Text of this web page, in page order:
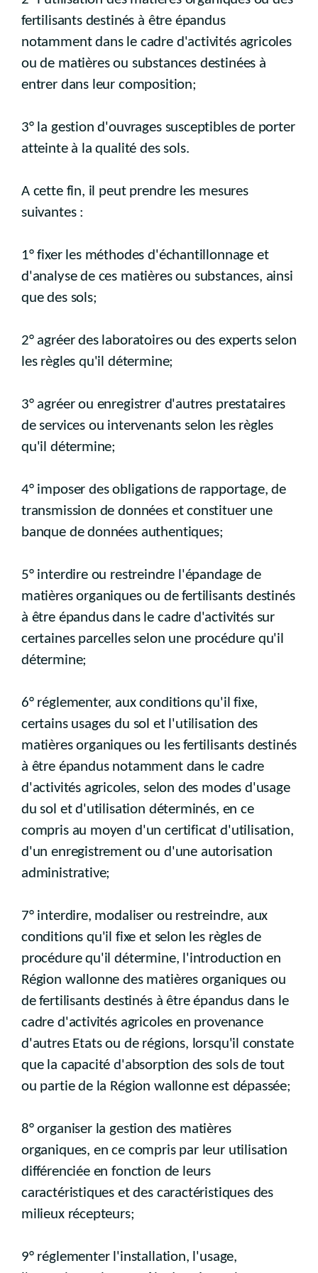
fertilisants destinés à être épandus
notamment dans le cadre d'activités agricoles
ou de matières ou substances destinées à
entrer dans leur composition;
3° la gestion d'ouvrages susceptibles de porter
atteinte à la qualité des sols.
A cette fin, il peut prendre les mesures
suivantes :
1° fixer les méthodes d'échantillonnage et
d'analyse de ces matières ou substances, ainsi
que des sols;
2° agréer des laboratoires ou des experts selon
les règles qu'il détermine;
3° agréer ou enregistrer d'autres prestataires
de services ou intervenants selon les règles
qu'il détermine;
4° imposer des obligations de rapportage, de
transmission de données et constituer une
banque de données authentiques;
5° interdire ou restreindre l'épandage de
matières organiques ou de fertilisants destinés
à être épandus dans le cadre d'activités sur
certaines parcelles selon une procédure qu'il
détermine;
6° réglementer, aux conditions qu'il fixe,
certains usages du sol et l'utilisation des
matières organiques ou les fertilisants destinés
à être épandus notamment dans le cadre
d'activités agricoles, selon des modes d'usage
du sol et d'utilisation déterminés, en ce
compris au moyen d'un certificat d'utilisation,
d'un enregistrement ou d'une autorisation
administrative;
7° interdire, modaliser ou restreindre, aux
conditions qu'il fixe et selon les règles de
procédure qu'il détermine, l'introduction en
Région wallonne des matières organiques ou
de fertilisants destinés à être épandus dans le
cadre d'activités agricoles en provenance
d'autres Etats ou de régions, lorsqu'il constate
que la capacité d'absorption des sols de tout
ou partie de la Région wallonne est dépassée;
8° organiser la gestion des matières
organiques, en ce compris par leur utilisation
différenciée en fonction de leurs
caractéristiques et des caractéristiques des
milieux récepteurs;
9° réglementer l'installation, l'usage,